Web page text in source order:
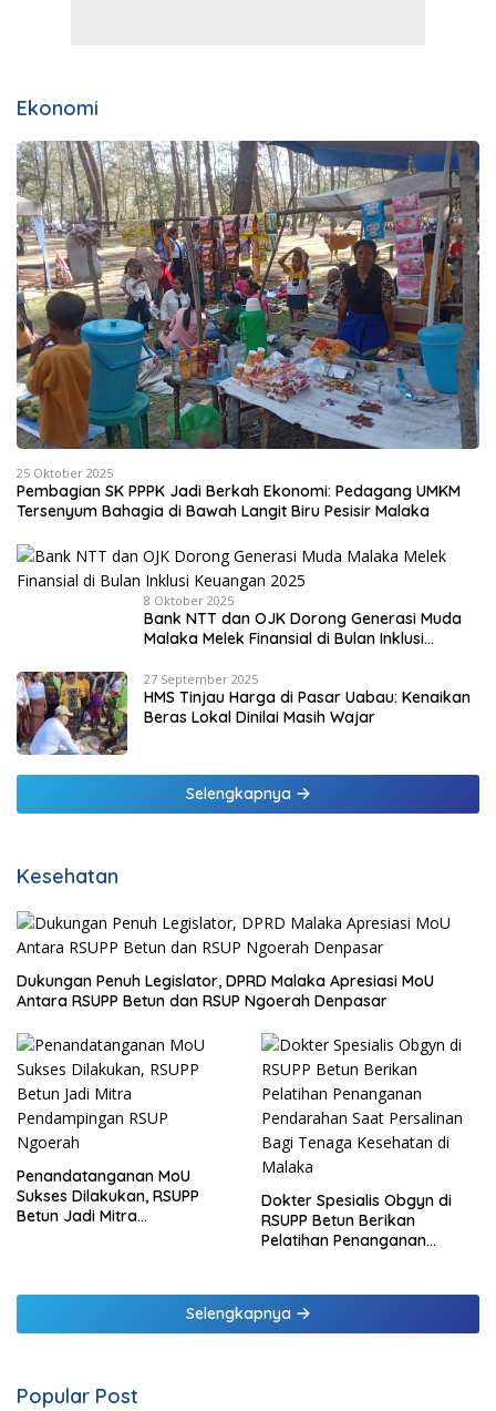
Ekonomi
25 Oktober 2025
Pembagian SK PPPK Jadi Berkah Ekonomi: Pedagang UMKM
Tersenyum Bahagia di Bawah Langit Biru Pesisir Malaka
8 Oktober 2025
Bank NTT dan OJK Dorong Generasi Muda
Malaka Melek Finansial di Bulan Inklusi
27 September 2025
HMS Tinjau Harga di Pasar Uabau: Kenaikan
Beras Lokal Dinilai Masih Wajar
Selengkapnya
Kesehatan
Dukungan Penuh Legislator, DPRD Malaka Apresiasi MoU
Antara RSUPP Betun dan RSUP Ngoerah Denpasar
Penandatanganan MoU
Sukses Dilakukan, RSUPP
Betun Jadi Mitra
Dokter Spesialis Obgyn di
RSUPP Betun Berikan
Pelatihan Penanganan
Malaka
Selengkapnya
Popular Post